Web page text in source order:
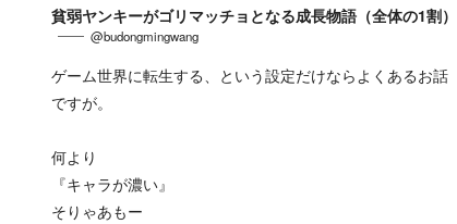
貧弱ヤンキーがゴリマッチョとなる成長物語（全体の1割）
@budongmingwang
ゲーム世界に転生する、という設定だけならよくあるお話
ですが。
何より
『キャラが濃い』
そりゃあもー